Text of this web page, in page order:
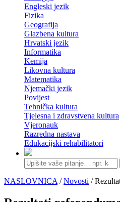
Engleski jezik
Fizika
Geografija
Glazbena kultura
Hrvatski jezik
Informatika
Kemija
Likovna kultura
Matematika
Njemački jezik
Povijest
Tehnička kultura
Tjelesna i zdravstvena kultura
Vjeronauk
Razredna nastava
Edukacijski rehabilitatori
NASLOVNICA /Novosti /